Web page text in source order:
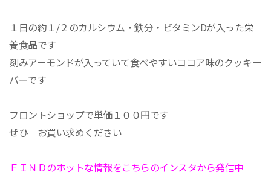
１日の約１/２のカルシウム・鉄分・ビタミンDが入った栄
養食品です
刻みアーモンドが入っていて食べやすいココア味のクッキー
バーです
フロントショップで単価１００円です
ぜひ お買い求めください
ＦＩＮＤのホットな情報をこちらのインスタから発信中